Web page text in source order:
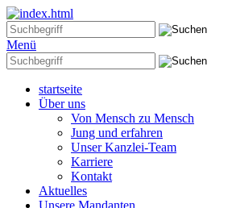
Menü
startseite
Über uns
Von Mensch zu Mensch
Jung und erfahren
Unser Kanzlei-Team
Karriere
Kontakt
Aktuelles
Unsere Mandanten